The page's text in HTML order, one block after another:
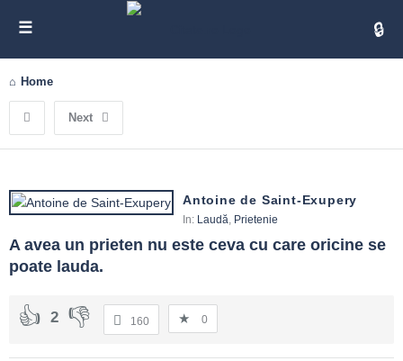
Home
Next
Antoine de Saint-Exupery
In: Laudă, Prietenie
A avea un prieten nu este ceva cu care oricine se
poate lauda.
2 160 0